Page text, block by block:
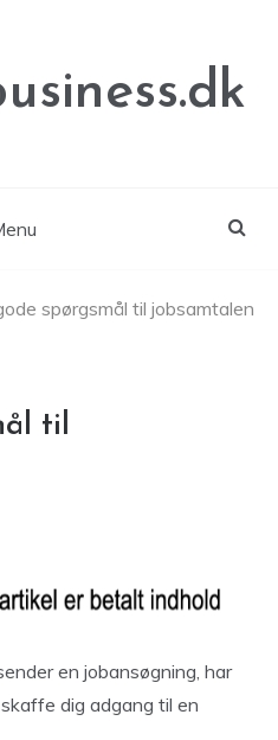
spørgsmål til jobsamtalen
til
en jobansøgning, har
dig adgang til en